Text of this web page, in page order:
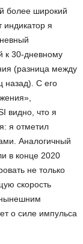
более широкий
индикатор я
к 30-дневному
(разница между
назад). С его
видно, что я
я отметил
Аналогичный
в конце 2020
не только
скорость
нынешним
о силе импульса